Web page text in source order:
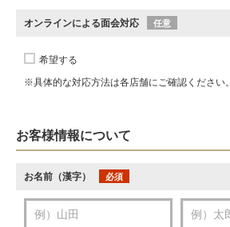
オンラインによる面会対応 任意
希望する
※具体的な対応方法は各店舗にご確認ください。
お客様情報について
お名前（漢字） 必須